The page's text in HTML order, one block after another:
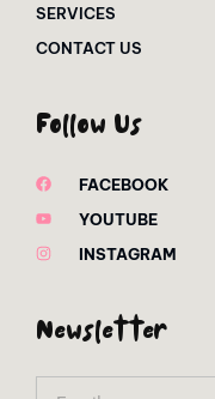
SERVICES
CONTACT US
Follow Us
FACEBOOK
YOUTUBE
INSTAGRAM
Newsletter